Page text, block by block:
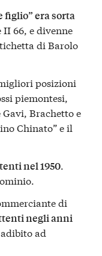
figlio” era sorta
66, e divenne
di Barolo
posizioni
piemontesi,
Brachetto e
Chinato” e il
nel 1950.
di
negli anni
ad